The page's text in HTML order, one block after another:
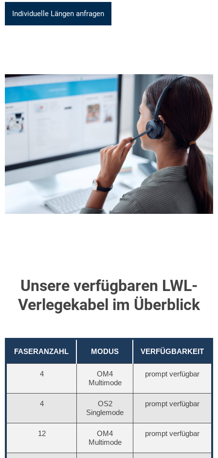
Individuelle Längen anfragen
Unsere verfügbaren LWL-
Verlegekabel im Überblick
FASERANZAHL MODUS VERFÜGBARKEIT
4
OM4
Multimode
prompt verfügbar
4
OS2
Singlemode
prompt verfügbar
12
OM4
Multimode
prompt verfügbar